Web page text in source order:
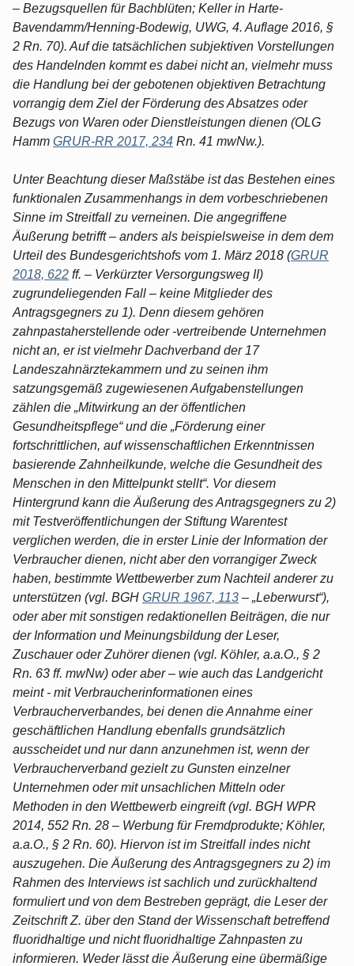
– Bezugsquellen für Bachblüten; Keller in Harte-
Bavendamm/Henning-Bodewig, UWG, 4. Auflage 2016, §
2 Rn. 70). Auf die tatsächlichen subjektiven Vorstellungen
des Handelnden kommt es dabei nicht an, vielmehr muss
die Handlung bei der gebotenen objektiven Betrachtung
vorrangig dem Ziel der Förderung des Absatzes oder
Bezugs von Waren oder Dienstleistungen dienen (OLG
Hamm GRUR-RR 2017, 234 Rn. 41 mwNw.).
Unter Beachtung dieser Maßstäbe ist das Bestehen eines
funktionalen Zusammenhangs in dem vorbeschriebenen
Sinne im Streitfall zu verneinen. Die angegriffene
Äußerung betrifft – anders als beispielsweise in dem dem
Urteil des Bundesgerichtshofs vom 1. März 2018 (GRUR
2018, 622 ff. – Verkürzter Versorgungsweg II)
zugrundeliegenden Fall – keine Mitglieder des
Antragsgegners zu 1). Denn diesem gehören
zahnpastaherstellende oder -vertreibende Unternehmen
nicht an, er ist vielmehr Dachverband der 17
Landeszahnärztekammern und zu seinen ihm
satzungsgemäß zugewiesenen Aufgabenstellungen
zählen die „Mitwirkung an der öffentlichen
Gesundheitspflege“ und die „Förderung einer
fortschrittlichen, auf wissenschaftlichen Erkenntnissen
basierende Zahnheilkunde, welche die Gesundheit des
Menschen in den Mittelpunkt stellt“. Vor diesem
Hintergrund kann die Äußerung des Antragsgegners zu 2)
mit Testveröffentlichungen der Stiftung Warentest
verglichen werden, die in erster Linie der Information der
Verbraucher dienen, nicht aber den vorrangiger Zweck
haben, bestimmte Wettbewerber zum Nachteil anderer zu
unterstützen (vgl. BGH GRUR 1967, 113 – „Leberwurst“),
oder aber mit sonstigen redaktionellen Beiträgen, die nur
der Information und Meinungsbildung der Leser,
Zuschauer oder Zuhörer dienen (vgl. Köhler, a.a.O., § 2
Rn. 63 ff. mwNw) oder aber – wie auch das Landgericht
meint - mit Verbraucherinformationen eines
Verbraucherverbandes, bei denen die Annahme einer
geschäftlichen Handlung ebenfalls grundsätzlich
ausscheidet und nur dann anzunehmen ist, wenn der
Verbraucherverband gezielt zu Gunsten einzelner
Unternehmen oder mit unsachlichen Mitteln oder
Methoden in den Wettbewerb eingreift (vgl. BGH WPR
2014, 552 Rn. 28 – Werbung für Fremdprodukte; Köhler,
a.a.O., § 2 Rn. 60). Hiervon ist im Streitfall indes nicht
auszugehen. Die Äußerung des Antragsgegners zu 2) im
Rahmen des Interviews ist sachlich und zurückhaltend
formuliert und von dem Bestreben geprägt, die Leser der
Zeitschrift Z. über den Stand der Wissenschaft betreffend
fluoridhaltige und nicht fluoridhaltige Zahnpasten zu
informieren. Weder lässt die Äußerung eine übermäßige